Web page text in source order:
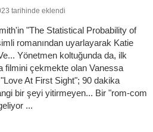
tarihinde eklendi
"The Statistical Probability of
romanından uyarlayarak Katie
Yönetmen koltuğunda da, ilk
filmini çekmekte olan Vanessa
At First Sight"; 90 dakika
bir şeyi yitirmeyen... Bir "rom-com
...